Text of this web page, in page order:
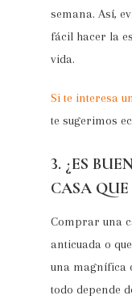
semana. Así,
fácil hacer la
vida.
Si te interesa
te sugerimos
3. ¿ES
CASA QUE
Comprar una
anticuada o
una magnífica
todo depende